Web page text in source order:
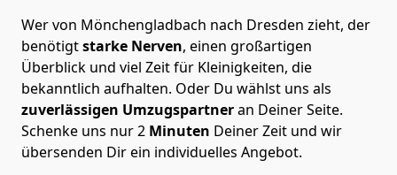
Wer von Mönchen­gladbach nach Dresden zieht, der
benötigtstarke Nerven, einen großartigen
Überblick und viel Zeit für Kleinigkeiten, die
bekanntlich aufhalten. Oder Du wählst uns als
zuverlässigen Umzugspartneran Deiner Seite.
Schenke uns nur2 Minuten Deiner Zeit und wir
übersenden Dir ein individuelles Angebot.